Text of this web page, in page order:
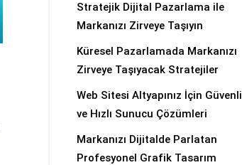
Stratejik Dijital Pazarlama ile
Markanızı Zirveye Taşıyın
Küresel Pazarlamada Markanızı
Zirveye Taşıyacak Stratejiler
Web Sitesi Altyapınız İçin Güvenli
ve Hızlı Sunucu Çözümleri
Markanızı Dijitalde Parlatan
Profesyonel Grafik Tasarım